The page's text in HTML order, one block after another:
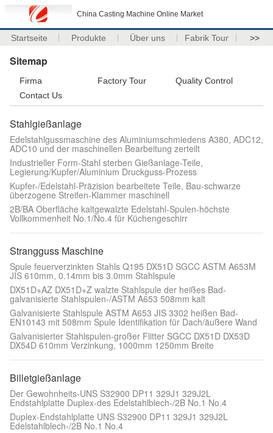
China Casting Machine Online Market
Startseite Produkte Über uns Fabrik Tour >>
Sitemap
Firma Factory Tour
Quality Control
Contact Us
Stahlgießanlage
Edelstahlgussmaschine des Aluminiumschmiedens A380, ADC12,
ADC10 und der maschinellen Bearbeitung zerteilt
Industrieller Form-Stahl sterben Gießanlage-Teile,
Legierung/Kupfer/Aluminium Druckguss-Prozess
Kupfer-/Edelstahl-Präzision bearbeitete Teile, Bau-schwarze
überzogene Streifen-Klammer maschinell
2B/BA Oberfläche kaltgewalzte Edelstahl-Spulen-höchste
Vollkommenheit No.1/No.4 für Küchengeschirr
Strangguss Maschine
Spule feuerverzinkten Stahls Q195 DX51D SGCC ASTM A653M
JIS 610mm, 0.14mm bis 3.0mm Stahlspule
DX51D+AZ DX51D+Z walzte Stahlspule der heißes Bad-
galvanisierte Stahlspulen-/ASTM A653 508mm kalt
Galvanisierte Stahlspule ASTM A653 JIS 3302 heißen Bad-
EN10143 mit 508mm Spule Identifikation für Dach/äußere Wand
Galvanisierter Stahlspulen-großer Flitter SGCC DX51D DX53D
DX54D 610mm Verzinkung, 1000mm 1250mm Breite
Billetgießanlage
Der Gewohnheits-UNS S32900 DP11 329J1 329J2L
Endstahlplatte Duplex-des Edelstahlblech-/2B No.1 No.4
Duplex-Endstahlplatte UNS S32900 DP11 329J1 329J2L
Edelstahlblech-/2B No.1 No.4